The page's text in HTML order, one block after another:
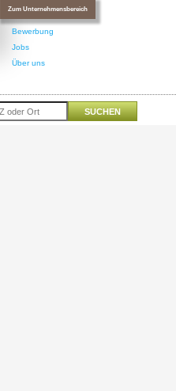
Zum Unternehmensbereich
Bewerbung
Jobs
Über uns